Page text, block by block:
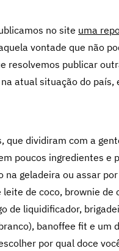
no site uma
vontade que não
resolvemos publicar
atual situação do país,
que dividiram com a
poucos ingredientes e
geladeira ou assar
de coco, brownie de
de liquidificador,
banoffee fit e um
por qual doce